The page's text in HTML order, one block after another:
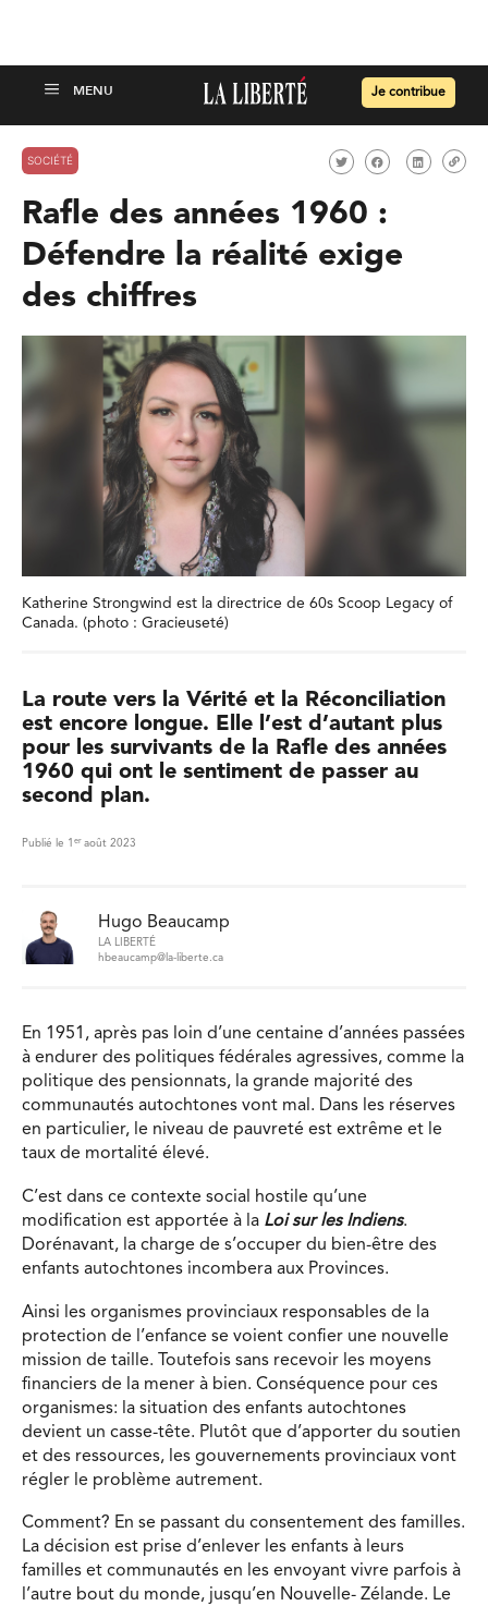
Je contribue
SOCIÉTÉ
Rafle des années 1960 :
Défendre la réalité exige
des chiffres
Katherine Strongwind est la directrice de 60s Scoop Legacy of
Canada. (photo : Gracieuseté)
La route vers la Vérité et la Réconciliation
est encore longue. Elle l’est d’autant plus
pour les survivants de la Rafle des années
1960 qui ont le sentiment de passer au
second plan.
Publié le 1 er août 2023
Hugo Beaucamp
LA LIBERTÉ
hbeaucamp@la-liberte.ca
En 1951, après pas loin d’une centaine d’années passées
à endurer des politiques fédérales agressives, comme la
politique des pensionnats, la grande majorité des
communautés autochtones vont mal. Dans les réserves
en particulier, le niveau de pauvreté est extrême et le
taux de mortalité élevé.
C’est dans ce contexte social hostile qu’une
modification est apportée à la Loi sur les Indiens.
Dorénavant, la charge de s’occuper du bien-être des
enfants autochtones incombera aux Provinces.
Ainsi les organismes provinciaux responsables de la
protection de l’enfance se voient confier une nouvelle
mission de taille. Toutefois sans recevoir les moyens
financiers de la mener à bien. Conséquence pour ces
organismes: la situation des enfants autochtones
devient un casse-tête. Plutôt que d’apporter du soutien
et des ressources, les gouvernements provinciaux vont
régler le problème autrement.
Comment? En se passant du consentement des familles.
La décision est prise d’enlever les enfants à leurs
familles et communautés en les envoyant vivre parfois à
l’autre bout du monde, jusqu’en Nouvelle- Zélande. Le